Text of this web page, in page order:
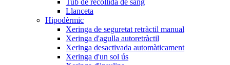
Tub de recollida de sang
Llanceta
Hipodèrmic
Xeringa de seguretat retràctil manual
Xeringa d'agulla autoretràctil
Xeringa desactivada automàticament
Xeringa d'un sol ús